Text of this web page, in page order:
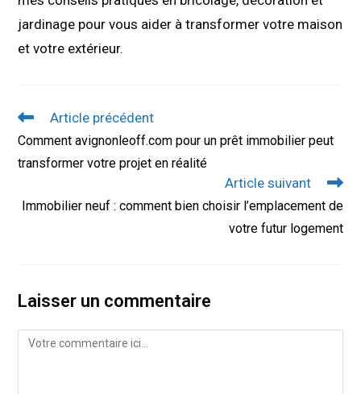
jardinage pour vous aider à transformer votre maison
et votre extérieur.
Read
articles
Article précédent
Comment avignonleoff.com pour un prêt immobilier peut
transformer votre projet en réalité
Article suivant
Immobilier neuf : comment bien choisir l’emplacement de
votre futur logement
Laisser un commentaire
Comment